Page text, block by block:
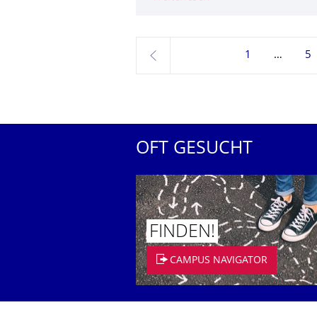
zurück
1 5
OFT GESUCHT
FINDEN!
CAMPUS NAVIGATOR